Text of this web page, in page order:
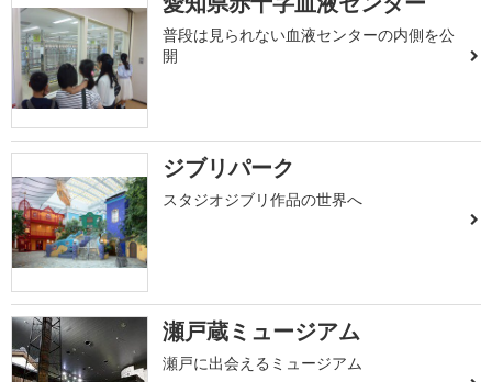
普段は見られない血液センターの内側を公
開
ジブリパーク
スタジオジブリ作品の世界へ
瀬戸蔵ミュージアム
瀬戸に出会えるミュージアム